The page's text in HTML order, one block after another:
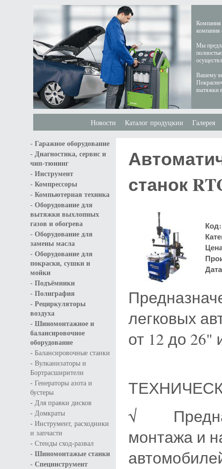
Компания
компания
Мы
Вашему
вытяжки
Новости Каталог продуцкии Галерея
- Гаражное оборудование
- Диагностика, сервис и
чип-тюнинг
- Инструмент
- Компрессоры
- Компьютерная техника
- Оборудование для
вытяжки выхлопных
газов и обогрева
- Оборудование для
замены масла
- Оборудование для
покраски, сушки и
мойки
- Подъёмники
- Полиграфия
- Рециркуляторы
воздуха
- Шиномонтажное и
балансировочное
оборудование
- Балансировочные станки
- Вулканизаторы и
Бортрасширители
- Генераторы азота и
бустеры
- Для правки дисков
- Домкраты
- Инструмент, расходники
и запчасти
- Стенды сход-развал
- Шиномонтажые станки
- Специнструмент
станок
Код:
легковых
от 12 до
√
монтажа и